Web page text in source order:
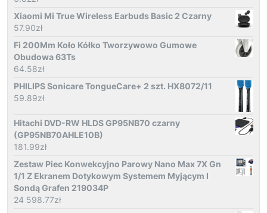
Xiaomi Mi True Wireless Earbuds Basic 2 Czarny
57.90zł
Fi 200Mm Koło Kółko Tworzywowo Gumowe
Obudowa 63Ts
64.58zł
PHILIPS Sonicare TongueCare+ 2 szt. HX8072/11
59.89zł
Hitachi DVD-RW HLDS GP95NB70 czarny
(GP95NB70AHLE10B)
181.99zł
Zestaw Piec Konwekcyjno Parowy Nano Max 7X Gn
1/1 Z Ekranem Dotykowym Systemem Myjącym I
Sondą Grafen 219034P
24 598.77zł